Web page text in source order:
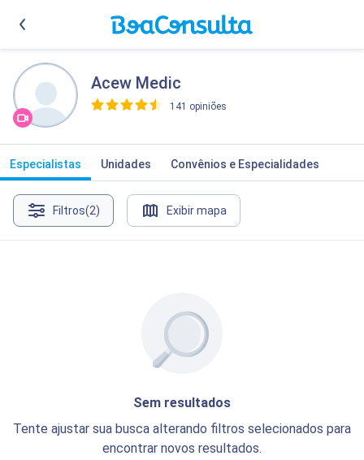
Acew Medic
141 opiniões
Especialistas Unidades Convênios e Especialidades
Filtros(2) Exibir mapa
Sem resultados
Tente ajustar sua busca alterando filtros selecionados para
encontrar novos resultados.